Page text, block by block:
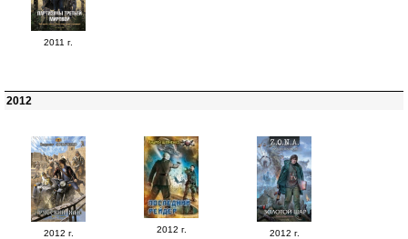
2011 г.
2012
2012 г. 2012 г. 2012 г.